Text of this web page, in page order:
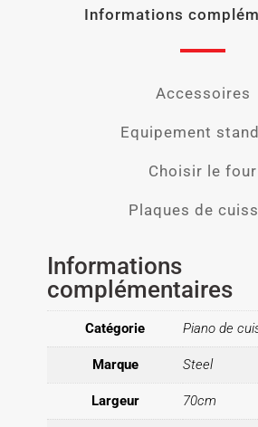
Informations
Accessoires
Equipement
Choisir le four
Plaques de
Informations
complémentaires
Catégorie Piano de
Marque Steel
Largeur 70cm